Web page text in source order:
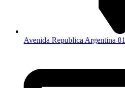
Avenida Republica Argentina